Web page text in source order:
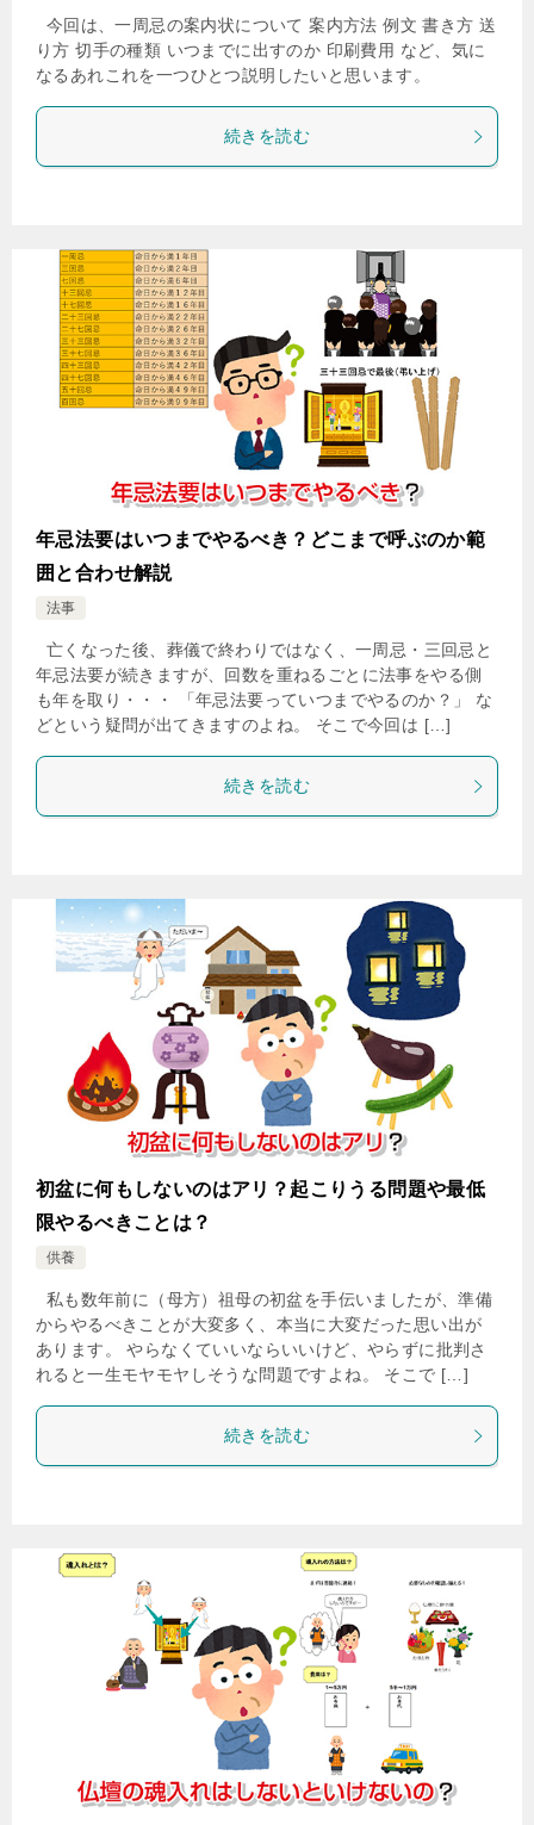
今回は、一周忌の案内状について 案内方法 例文 書き方 送
り方 切手の種類 いつまでに出すのか 印刷費用 など、気に
なるあれこれを一つひとつ説明したいと思います。
続きを読む
年忌法要はいつまでやるべき？どこまで呼ぶのか範
囲と合わせ解説
法事
亡くなった後、葬儀で終わりではなく、一周忌・三回忌と
年忌法要が続きますが、回数を重ねるごとに法事をやる側
も年を取り・・・ 「年忌法要っていつまでやるのか？」 な
どという疑問が出てきますのよね。 そこで今回は […]
続きを読む
初盆に何もしないのはアリ？起こりうる問題や最低
限やるべきことは？
供養
私も数年前に（母方）祖母の初盆を手伝いましたが、準備
からやるべきことが大変多く、本当に大変だった思い出が
あります。 やらなくていいならいいけど、やらずに批判さ
れると一生モヤモヤしそうな問題ですよね。 そこで […]
続きを読む